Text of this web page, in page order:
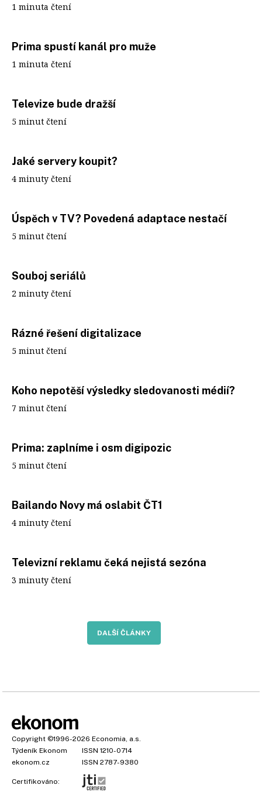
1 minuta čtení
Prima spustí kanál pro muže
1 minuta čtení
Televize bude dražší
5 minut čtení
Jaké servery koupit?
4 minuty čtení
Úspěch v TV? Povedená adaptace nestačí
5 minut čtení
Souboj seriálů
2 minuty čtení
Rázné řešení digitalizace
5 minut čtení
Koho nepotěší výsledky sledovanosti médií?
7 minut čtení
Prima: zaplníme i osm digipozic
5 minut čtení
Bailando Novy má oslabit ČT1
4 minuty čtení
Televizní reklamu čeká nejistá sezóna
3 minuty čtení
DALŠÍ ČLÁNKY
Copyright ©1996-2026 Economia, a.s.
Týdeník Ekonom
ISSN 1210-0714
ekonom.cz
ISSN 2787-9380
Certifikováno: